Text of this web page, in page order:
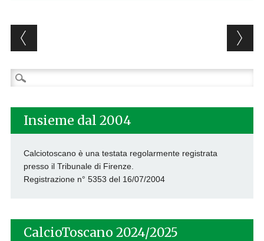
Post navigation
Ricerca
per:
Insieme dal 2004
Calciotoscano è una testata regolarmente registrata
presso il Tribunale di Firenze.
Registrazione n° 5353 del 16/07/2004
CalcioToscano 2024/2025